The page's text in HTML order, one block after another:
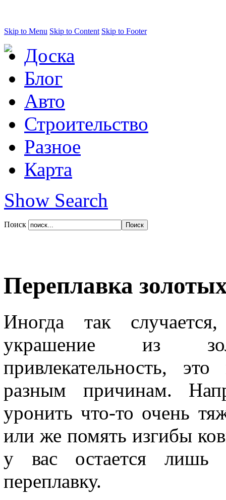
Skip to Menu Skip to Content Skip to Footer
Доска
Блог
Авто
Строительство
Разное
Карта
Show Search
Поиск
Переплавка
Иногда так
украшение из
привлекательность,
разным причинам.
уронить что-то очень
или же помять изгибы
у вас остается лишь
переплавку.